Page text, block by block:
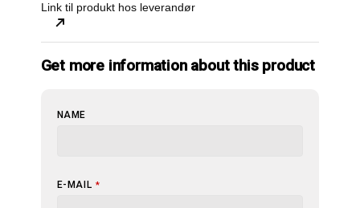
Link til produkt hos leverandør
Get more information about this product
NAME
E-MAIL *